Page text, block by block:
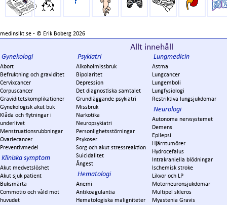
medinsikt.se - © Erik Boberg 2026
Allt innehåll
Gynekologi
Abort
Befruktning och graviditet
Cervixcancer
Corpuscancer
Graviditetskomplikationer
Gynekologisk akut buk
Klåda och flytningar i
underlivet
Menstruationsrubbningar
Ovariecancer
Preventivmedel
Kliniska symptom
Akut medvetslöshet
Akut sjuk patient
Buksmärta
Commotio och våld mot
huvudet
Psykiatri
Alkoholmissbruk
Bipolaritet
Depression
Det diagnostiska samtalet
Grundläggande psykiatri
Missbruk
Narkotika
Neuropsykiatri
Personlighetsstörningar
Psykoser
Sorg och akut stressreaktion
Suicidalitet
Ångest
Hematologi
Anemi
Antikoagulantia
Hematologiska maligniteter
Lungmedicin
Astma
Lungcancer
Lungemboli
Lungfysiologi
Restriktiva lungsjukdomar
Neurologi
Autonoma nervsystemet
Demens
Epilepsi
Hjärntumörer
Hydrocefalus
Intrakraniella blödningar
Ischemisk stroke
Likvor och LP
Motorneuronsjukdomar
Multipel skleros
Myastenia Gravis